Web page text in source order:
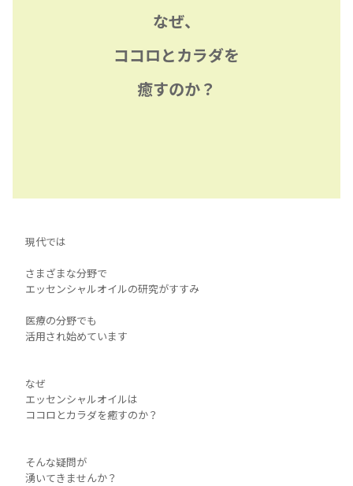
なぜ、
ココロとカラダを
癒すのか？
現代では
さまざまな分野で
エッセンシャルオイルの研究がすすみ
医療の分野でも
活用され始めています
なぜ
エッセンシャルオイルは
ココロとカラダを癒すのか？
そんな疑問が
湧いてきませんか？